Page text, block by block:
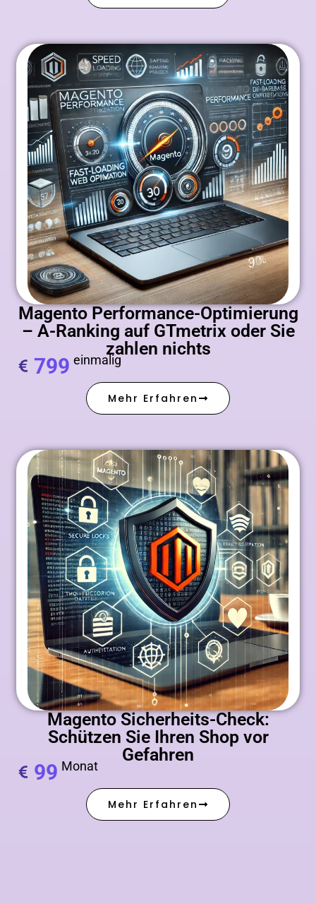
Magento Performance-Optimierung
– A-Ranking auf GTmetrix oder Sie
zahlen nichts
799 einmalig
Mehr Erfahren
Magento Sicherheits-Check:
Schützen Sie Ihren Shop vor
Gefahren
99 Monat
Mehr Erfahren